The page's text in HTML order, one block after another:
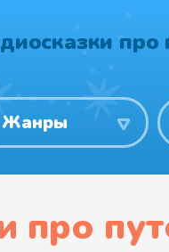
про
Жанры
про